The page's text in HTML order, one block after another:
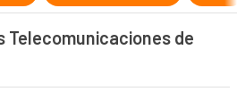
Telecomunicaciones de